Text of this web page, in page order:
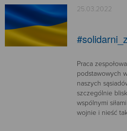
25.03.2022
Praca
podstawowych
naszych
szczególnie
wspólnymi
wojnie i nieść